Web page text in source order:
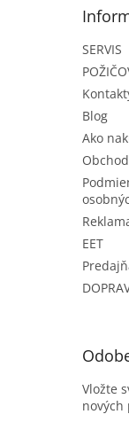
SERVIS
Blog
Ako
EET
Vložte
nových